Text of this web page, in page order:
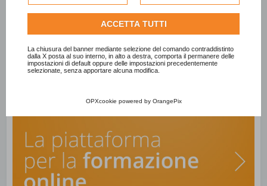
per personalizzare gli annunci pubblicitari. Per ulteriori
informazioni su come Google utilizza i dati raccolti,
politica sulla privacy di Google
Consulta l'informativa cookie completa.
ACCETTA TUTTI
La chiusura del banner mediante selezione del comando contraddistinto
dalla X posta al suo interno, in alto a destra, comporta il permanere delle
impostazioni di default oppure delle impostazioni precedentemente
selezionate, senza apportare alcuna modifica.
OPXcookie powered by OrangePix